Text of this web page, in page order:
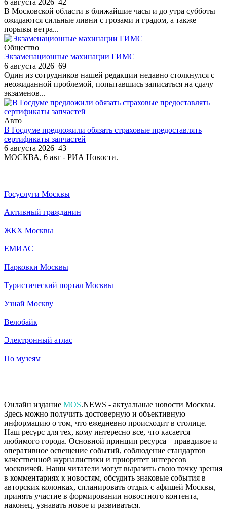
В Московской области в ближайшие часы и до утра субботы
ожидаются сильные ливни с грозами и градом, а также
порывы ветра...
Общество
Экзаменационные махинации ГИМС
6 августа 2026 69
Один из сотрудников нашей редакции недавно столкнулся с
неожиданной проблемой, попытавшись записаться на сдачу
экзаменов...
Авто
В Госдуме предложили обязать страховые предоставлять
сертификаты запчастей
6 августа 2026 43
МОСКВА, 6 авг - РИА Новости.
Госуслуги Москвы
Активный гражданин
ЖКХ Москвы
ЕМИАС
Парковки Москвы
Туристический портал Москвы
Узнай Москву
Велобайк
Электронный атлас
По музеям
Онлайн издание MOS.NEWS - актуальные новости Москвы.
Здесь можно получить достоверную и объективную
информацию о том, что ежедневно происходит в столице.
Наш ресурс для тех, кому интересно все, что касается
любимого города. Основной принцип ресурса – правдивое и
оперативное освещение событий, соблюдение стандартов
качественной журналистики и приоритет интересов
москвичей. Наши читатели могут выразить свою точку зрения
в комментариях к новостям, обсудить знаковые события в
авторских колонках, спланировать отдых с афишей Москвы,
принять участие в формировании новостного контента,
наконец, узнавать новое и развиваться.